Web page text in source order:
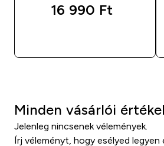
16 990 Ft‎
Minden vásárlói
Jelenleg nincsenek vélemények.
Írj véleményt, hogy esélyed